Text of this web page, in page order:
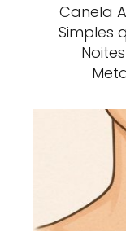
Canela
Simples